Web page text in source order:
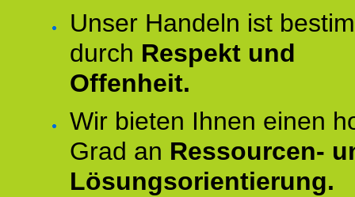
Unser Handeln ist
durch Respekt und
Offenheit.
Wir bieten Ihnen einen
Grad an Ressourcen-
Lösungsorientierung.